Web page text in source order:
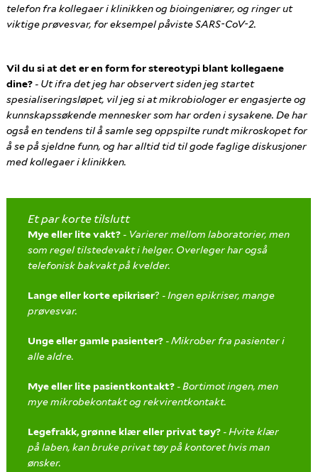
telefon fra kollegaer i klinikken og bioingeniører, og ringer ut
viktige prøvesvar, for eksempel påviste SARS-CoV-2.
Vil du si at det er en form for stereotypi blant kollegaene
dine? - Ut ifra det jeg har observert siden jeg startet
spesialiseringsløpet, vil jeg si at mikrobiologer er engasjerte og
kunnskapssøkende mennesker som har orden i sysakene. De har
også en tendens til å samle seg oppspilte rundt mikroskopet for
å se på sjeldne funn, og har alltid tid til gode faglige diskusjoner
med kollegaer i klinikken.
Et par korte tilslutt
Mye eller lite vakt? - Varierer mellom laboratorier, men
som regel tilstedevakt i helger. Overleger har også
telefonisk bakvakt på kvelder.
Lange eller korte epikriser? -Ingen epikriser, mange
prøvesvar.
Unge eller gamle pasienter? -Mikrober fra pasienter i
alle aldre.
Mye eller lite pasientkontakt? -Bortimot ingen, men
mye mikrobekontakt og rekvirentkontakt.
Legefrakk, grønne klær eller privat tøy? -Hvite klær
på laben, kan bruke privat tøy på kontoret hvis man
ønsker.